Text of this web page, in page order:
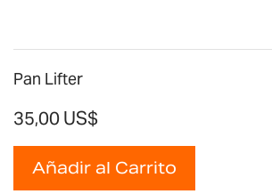
Pan Lifter
35,00 US$
Añadir al Carrito